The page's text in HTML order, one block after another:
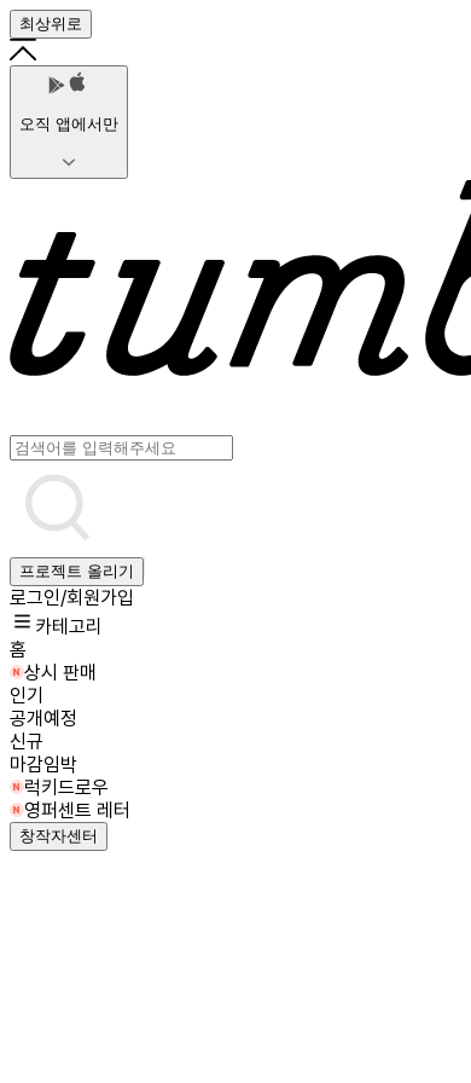
최상위로
오직 앱에서만
프로젝트 올리기
로그인/회원가입
카테고리
홈
상시 판매
인기
공개예정
신규
마감임박
럭키드로우
영퍼센트 레터
창작자센터